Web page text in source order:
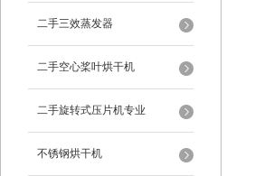
二手三效蒸发器
二手空心桨叶烘干机
二手旋转式压片机专业
不锈钢烘干机